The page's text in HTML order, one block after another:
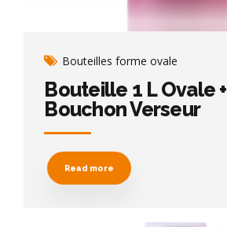
Bouteilles forme ovale
Bouteille 1 L Ovale +
Bouchon Verseur
Read more